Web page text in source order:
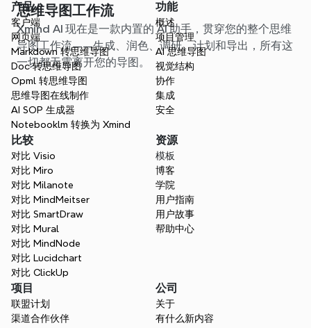
思维导图工作流
Xmind AI 现在是一款内置的 AI 助手，贯穿您的整个思维
导图工作流——生成、润色、调研、计划和导出，所有这
一切都无需离开您的导图。
产品
客户端
网页端
Markdown 转思维导图
Doc 转思维导图
Opml 转思维导图
思维导图在线制作
AI SOP 生成器
Notebooklm 转换为 Xmind
功能
概述
项目管理
AI 思维导图
视觉结构
协作
集成
安全
比较
对比 Visio
对比 Miro
对比 Milanote
对比 MindMeitser
对比 SmartDraw
对比 Mural
对比 MindNode
对比 Lucidchart
对比 ClickUp
资源
模板
博客
学院
用户指南
用户故事
帮助中心
项目
联盟计划
渠道合作伙伴
公司
关于
有什么新内容